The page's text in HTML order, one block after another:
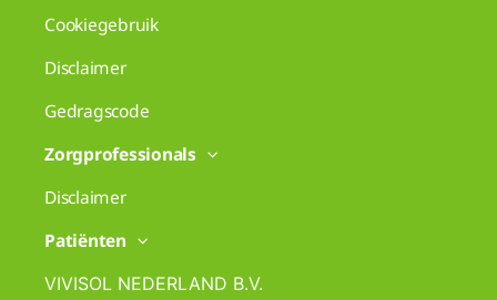
Cookiegebruik
Disclaimer
Gedragscode
Zorgprofessionals
Disclaimer
Patiënten
VIVISOL NEDERLAND B.V.